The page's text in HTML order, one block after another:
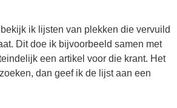
ik lijsten van plekken die vervuild
Dit doe ik bijvoorbeeld samen met
een artikel voor die krant. Het
dan geef ik de lijst aan een